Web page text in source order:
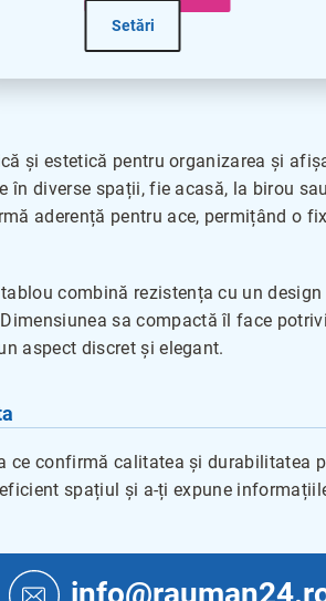
Setări
spațiului
și estetică pentru organizarea și
diverse spații, fie acasă, la birou
aderență pentru ace, permițând o
tablou combină rezistența cu un
sa compactă îl face
aspect discret și elegant.
ce confirmă calitatea și durabilitatea
spațiul și a-ți expune